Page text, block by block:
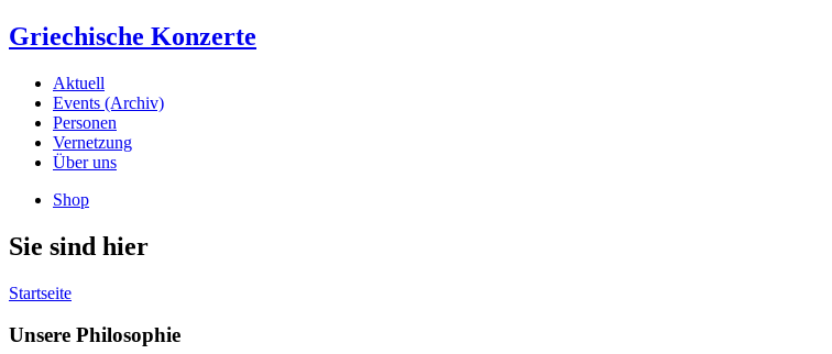
Griechische Konzerte
Aktuell
Events (Archiv)
Personen
Vernetzung
Über uns
Shop
Sie sind hier
Startseite
Unsere Philosophie